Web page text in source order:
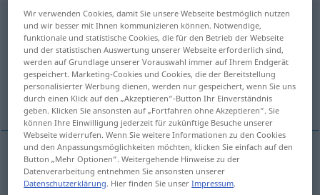
zauberhaftadj
Übersicht aller Übersetzungen
(Für mehr Details die Übersetzung anklicken/antippen)
čaroban, bajan
čaroban,bajan zauberhaft
Wir verwenden Cookies, damit Sie unsere Webseite bestmöglich nutzen
und wir besser mit Ihnen kommunizieren können. Notwendige,
funktionale und statistische Cookies, die für den Betrieb der Webseite
und der statistischen Auswertung unserer Webseite erforderlich sind,
werden auf Grundlage unserer Vorauswahl immer auf Ihrem Endgerät
gespeichert. Marketing-Cookies und Cookies, die der Bereitstellung
personalisierter Werbung dienen, werden nur gespeichert, wenn Sie uns
durch einen Klick auf den „Akzeptieren“-Button Ihr Einverständnis
geben. Klicken Sie ansonsten auf „Fortfahren ohne Akzeptieren“. Sie
können Ihre Einwilligung jederzeit für zukünftige Besuche unserer
Webseite widerrufen. Wenn Sie weitere Informationen zu den Cookies
und den Anpassungsmöglichkeiten möchten, klicken Sie einfach auf den
Button „Mehr Optionen“. Weitergehende Hinweise zu der
Datenverarbeitung entnehmen Sie ansonsten unserer
Datenschutzerklärung. Hier finden Sie unserImpressum.